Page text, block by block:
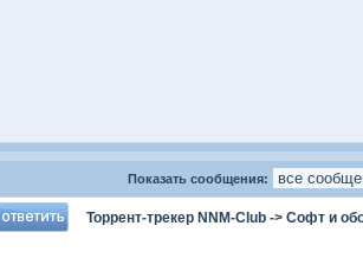
Показать сообщения:
Торрент-трекер NNM-Club -> Софт и